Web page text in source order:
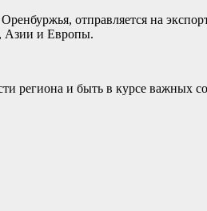
отправляется на
Азии и Европы.
региона и быть в курсе важных